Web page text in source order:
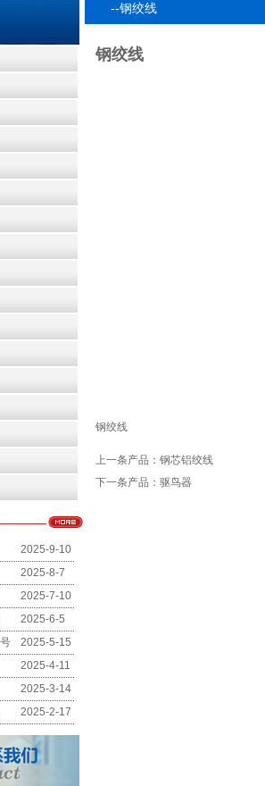
2025-9-10
2025-8-7
2025-7-10
2025-6-5
2025-5-15
2025-4-11
2025-3-14
2025-2-17
--钢绞线
钢绞线
钢绞线
上一条产品： 钢芯铝绞线
下一条产品： 驱鸟器